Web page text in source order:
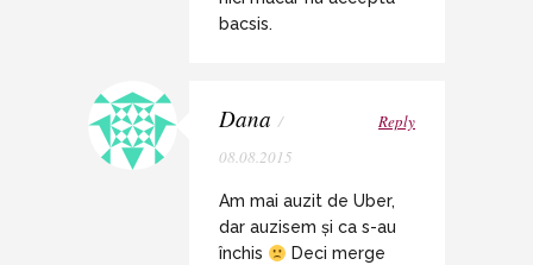
bacsis.
Dana /
08.08.2015
Reply
Am mai auzit de Uber,
dar auzisem și ca s-au
închis
Deci merge